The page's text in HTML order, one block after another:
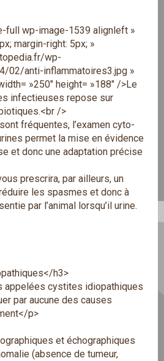
full wp-image-1539 alignleft »
margin-right: 5px; »
wp-
02/anti-inflammatoires3.jpg »
»250″ height= »188″ />Le
infectieuses repose sur
/>
fréquentes, l’examen cyto-
permet la mise en évidence
et donc une adaptation précise
prescrira, par ailleurs, un
les spasmes et donc à
par l’animal lorsqu’il urine.
h3>
appelées cystites idiopathiques
par aucune des causes
p>
et échographiques
(absence de tumeur,